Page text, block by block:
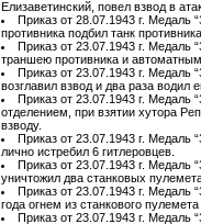
Елизаветинский, повел взвод в
Приказ от 28.07.1943 г. Медаль
противника подбил танк противника.
Приказ от 23.07.1943 г. Медаль
траншею противника и
Приказ от 23.07.1943 г. Медаль
возглавил взвод и два раза водил
Приказ от 23.07.1943 г. Медаль
отделением, при взятии хутора
взводу.
Приказ от 23.07.1943 г. Медаль
лично истребил 6 гитлеровцев.
Приказ от 23.07.1943 г. Медаль
уничтожил два станковых
Приказ от 23.07.1943 г. Медаль
года огнем из станкового
Приказ от 23.07.1943 г. Медаль